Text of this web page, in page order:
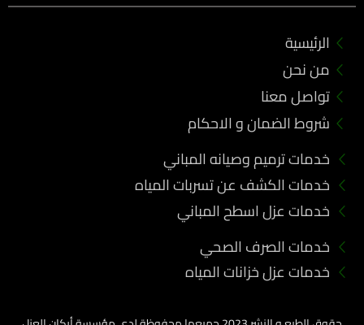
e
o
k
الرئيسية
من نحن
تواصل معنا
شروط الضمان و الاحكام
خدمات ترميم وصيانه المباني
خدمات الكشف عن تسربات المياه
خدمات عزل اسطح المباني
خدمات الصرف الصحي
خدمات عزل خزانات المياه